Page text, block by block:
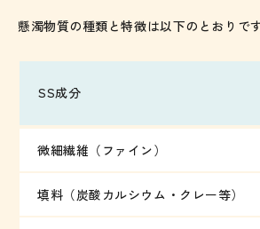
懸濁物質の種類と特徴は以下のとおりです
SS成分
微細繊維（ファイン）
填料（炭酸カルシウム・クレー等）